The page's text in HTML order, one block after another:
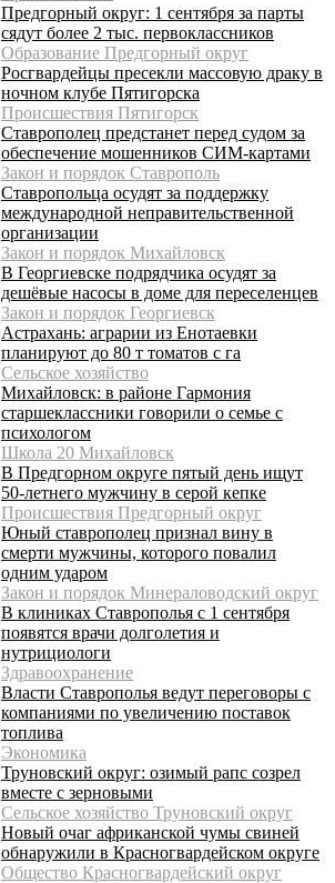
Предгорный округ: 1 сентября за парты
сядут более 2 тыс. первоклассников
Образование Предгорный округ
Росгвардейцы пресекли массовую драку в
ночном клубе Пятигорска
Происшествия Пятигорск
Ставрополец предстанет перед судом за
обеспечение мошенников СИМ-картами
Закон и порядок Ставрополь
Ставропольца осудят за поддержку
международной неправительственной
организации
Закон и порядок Михайловск
В Георгиевске подрядчика осудят за
дешёвые насосы в доме для переселенцев
Закон и порядок Георгиевск
Астрахань: аграрии из Енотаевки
планируют до 80 т томатов с га
Сельское хозяйство
Михайловск: в районе Гармония
старшеклассники говорили о семье с
психологом
Школа 20 Михайловск
В Предгорном округе пятый день ищут
50-летнего мужчину в серой кепке
Происшествия Предгорный округ
Юный ставрополец признал вину в
смерти мужчины, которого повалил
одним ударом
Закон и порядок Минераловодский округ
В клиниках Ставрополья с 1 сентября
появятся врачи долголетия и
нутрициологи
Здравоохранение
Власти Ставрополья ведут переговоры с
компаниями по увеличению поставок
топлива
Экономика
Труновский округ: озимый рапс созрел
вместе с зерновыми
Сельское хозяйство Труновский округ
Новый очаг африканской чумы свиней
обнаружили в Красногвардейском округе
Общество Красногвардейский округ